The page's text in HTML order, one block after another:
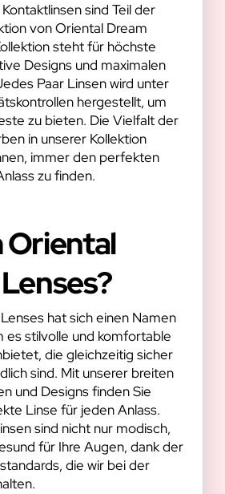
sind Teil der
von Oriental Dream
steht für höchste
Designs und maximalen
Paar Linsen wird unter
hergestellt, um
zu bieten. Die Vielfalt der
in unserer Kollektion
immer den perfekten
zu finden.
Oriental
hat sich einen Namen
es stilvolle und komfortable
die gleichzeitig sicher
sind. Mit unserer breiten
und Designs finden Sie
Linse für jeden Anlass.
sind nicht nur modisch,
für Ihre Augen, dank der
die wir bei der